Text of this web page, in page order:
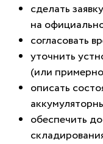
сделать
на
согласовать
уточнить
(или
описать
обеспечить